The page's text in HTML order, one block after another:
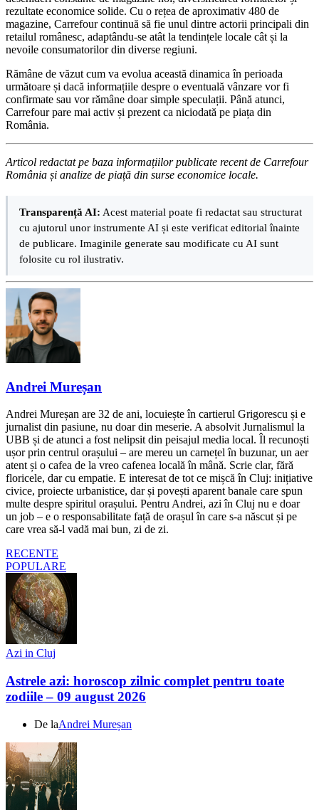
rezultate economice solide. Cu o rețea de aproximativ 480 de
magazine, Carrefour continuă să fie unul dintre actorii principali din
retailul românesc, adaptându-se atât la tendințele locale cât și la
nevoile consumatorilor din diverse regiuni.
Rămâne de văzut cum va evolua această dinamica în perioada
următoare și dacă informațiile despre o eventuală vânzare vor fi
confirmate sau vor rămâne doar simple speculații. Până atunci,
Carrefour pare mai activ și prezent ca niciodată pe piața din
România.
Articol redactat pe baza informațiilor publicate recent de Carrefour
România și analize de piață din surse economice locale.
Transparență AI: Acest material poate fi redactat sau structurat
cu ajutorul unor instrumente AI și este verificat editorial înainte
de publicare. Imaginile generate sau modificate cu AI sunt
folosite cu rol ilustrativ.
Andrei Mureșan
Andrei Mureșan are 32 de ani, locuiește în cartierul Grigorescu și e
jurnalist din pasiune, nu doar din meserie. A absolvit Jurnalismul la
UBB și de atunci a fost nelipsit din peisajul media local. Îl recunoști
ușor prin centrul orașului – are mereu un carnețel în buzunar, un aer
atent și o cafea de la vreo cafenea locală în mână. Scrie clar, fără
floricele, dar cu empatie. E interesat de tot ce mișcă în Cluj: inițiative
civice, proiecte urbanistice, dar și povești aparent banale care spun
multe despre spiritul orașului. Pentru Andrei, azi în Cluj nu e doar
un job – e o responsabilitate față de orașul în care s-a născut și pe
care vrea să-l vadă mai bun, zi de zi.
RECENTE
POPULARE
Azi in Cluj
Astrele azi: horoscop zilnic complet pentru toate
zodiile – 09 august 2026
De laAndrei Mureșan